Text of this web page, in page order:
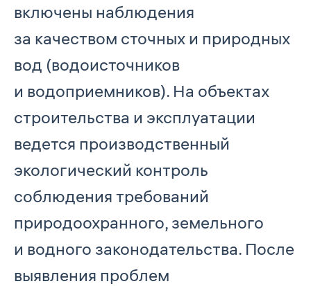
включены наблюдения
за качеством сточных и природных
вод (водоисточников
и водоприемников). На объектах
строительства и эксплуатации
ведется производственный
экологический контроль
соблюдения требований
природоохранного, земельного
и водного законодательства. После
выявления проблем